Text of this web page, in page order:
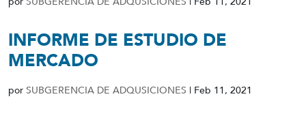
INFORME DE ESTUDIO DE
MERCADO
por SUBGERENCIA DE ADQUSICIONES | Feb 11, 2021